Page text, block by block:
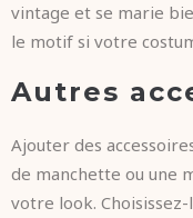
vintage et se marie
le motif si votre
Autres
Ajouter des
de manchette ou une
votre look.